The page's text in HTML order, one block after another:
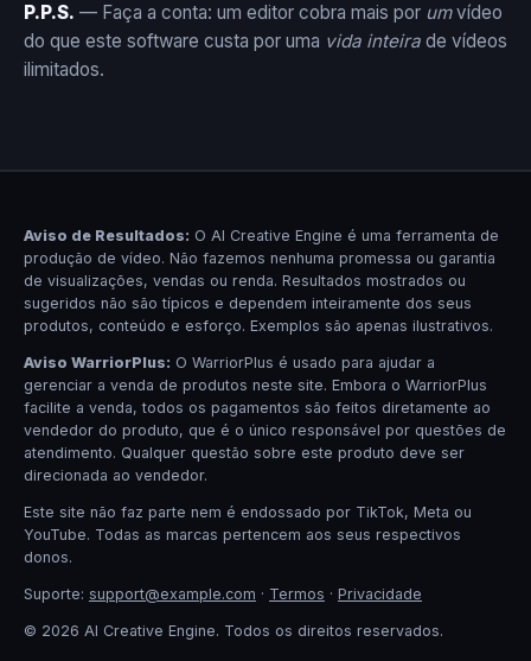
P.P.S. — Faça a conta: um editor cobra mais por umvídeo
do que este software custa por uma vida inteira de vídeos
ilimitados.
Aviso de Resultados: O AI Creative Engine é uma ferramenta de
produção de vídeo. Não fazemos nenhuma promessa ou garantia
de visualizações, vendas ou renda. Resultados mostrados ou
sugeridos não são típicos e dependem inteiramente dos seus
produtos, conteúdo e esforço. Exemplos são apenas ilustrativos.
Aviso WarriorPlus: O WarriorPlus é usado para ajudar a
gerenciar a venda de produtos neste site. Embora o WarriorPlus
facilite a venda, todos os pagamentos são feitos diretamente ao
vendedor do produto, que é o único responsável por questões de
atendimento. Qualquer questão sobre este produto deve ser
direcionada ao vendedor.
Este site não faz parte nem é endossado por TikTok, Meta ou
YouTube. Todas as marcas pertencem aos seus respectivos
donos.
Suporte: support@example.com · Termos · Privacidade
© 2026 AI Creative Engine. Todos os direitos reservados.